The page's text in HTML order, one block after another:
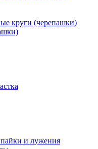
круги (черепашки)
и лужения